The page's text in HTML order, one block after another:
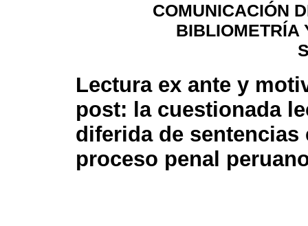
COMUNICACIÓN
BIBLIOMETRÍA
Lectura ex ante y
post: la cuestionada
diferida de sentencias
proceso penal